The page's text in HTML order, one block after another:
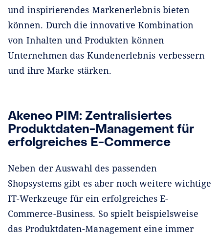
und inspirierendes Markenerlebnis bieten
können. Durch die innovative Kombination
von Inhalten und Produkten können
Unternehmen das Kundenerlebnis verbessern
und ihre Marke stärken.
Akeneo PIM: Zentralisiertes
Produktdaten-Management für
erfolgreiches E-Commerce
Neben der Auswahl des passenden
Shopsystems gibt es aber noch weitere wichtige
IT-Werkzeuge für ein erfolgreiches E-
Commerce-Business. So spielt beispielsweise
das Produktdaten-Management eine immer